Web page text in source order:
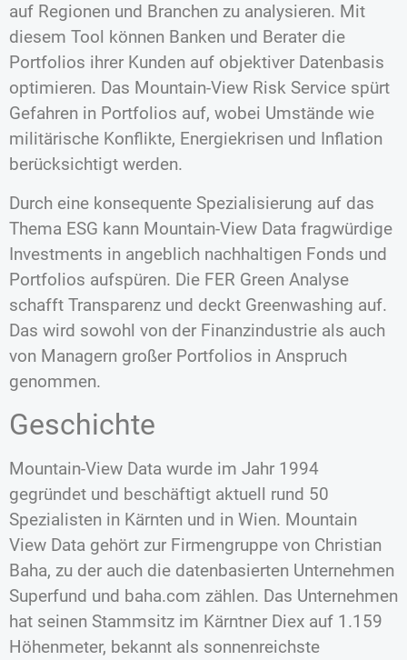
auf Regionen und Branchen zu analysieren. Mit
diesem Tool können Banken und Berater die
Portfolios ihrer Kunden auf objektiver Datenbasis
optimieren. Das Mountain-View Risk Service spürt
Gefahren in Portfolios auf, wobei Umstände wie
militärische Konflikte, Energiekrisen und Inflation
berücksichtigt werden.
Durch eine konsequente Spezialisierung auf das
Thema ESG kann Mountain-View Data fragwürdige
Investments in angeblich nachhaltigen Fonds und
Portfolios aufspüren. Die FER Green Analyse
schafft Transparenz und deckt Greenwashing auf.
Das wird sowohl von der Finanzindustrie als auch
von Managern großer Portfolios in Anspruch
genommen.
Geschichte
Mountain-View Data wurde im Jahr 1994
gegründet und beschäftigt aktuell rund 50
Spezialisten in Kärnten und in Wien. Mountain
View Data gehört zur Firmengruppe von Christian
Baha, zu der auch die datenbasierten Unternehmen
Superfund und baha.com zählen. Das Unternehmen
hat seinen Stammsitz im Kärntner Diex auf 1.159
Höhenmeter, bekannt als sonnenreichste